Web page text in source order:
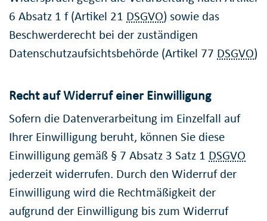
6 Absatz 1 f (Artikel 21 DSGVO) sowie das
Beschwerderecht bei der zuständigen
Datenschutzaufsichtsbehörde (Artikel 77 DSGVO)
Recht auf Widerruf einer Einwilligung
Sofern die Datenverarbeitung im Einzelfall auf
Ihrer Einwilligung beruht, können Sie diese
Einwilligung gemäß § 7 Absatz 3 Satz 1 DSGVO
jederzeit widerrufen. Durch den Widerruf der
Einwilligung wird die Rechtmäßigkeit der
aufgrund der Einwilligung bis zum Widerruf